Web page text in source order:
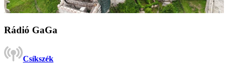
Rádió GaGa
Csíkszék